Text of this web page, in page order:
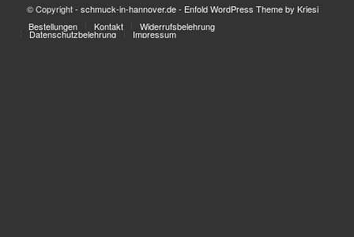
© Copyright - schmuck-in-hannover.de- Enfold WordPress Theme by Kriesi
Bestellungen
Kontakt Widerrufsbelehrung
Datenschutzbelehrung Impressum